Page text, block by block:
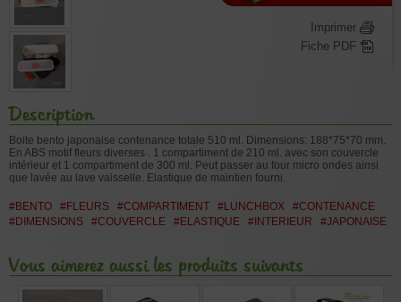
Imprimer
Fiche PDF
Description
Boite bento japonaise contenance totale 510 ml. Dimensions: 188*75*70 mm.
En ABS motif fleurs diverses . 1 compartiment de 210 ml. avec son couvercle
intérieur et 1 compartiment de 300 ml. Peut passer au four micro ondes ainsi
que lavée au lave vaisselle. Elastique de maintien fourni.
#BENTO #FLEURS #COMPARTIMENT #LUNCHBOX
#CONTENANCE
#DIMENSIONS
#COUVERCLE #ELASTIQUE #INTERIEUR #JAPONAISE
Vous aimerez aussi les produits suivants